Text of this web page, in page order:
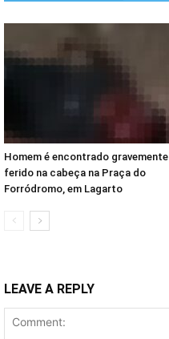
Homem é encontrado gravemente
ferido na cabeça na Praça do
Forródromo, em Lagarto
LEAVE A REPLY